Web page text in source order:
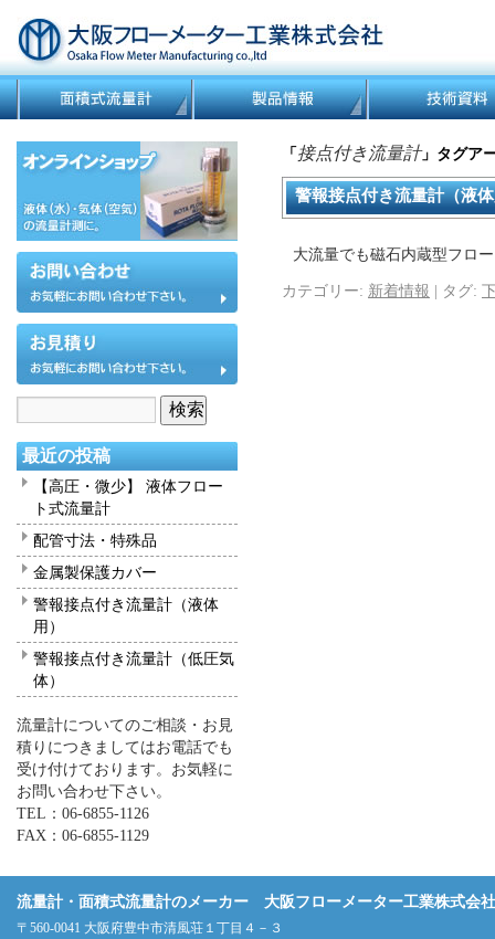
「 接点付き流量計」タグア
警報接点付き流量計（液
大流量でも磁石内蔵型フロ
カテゴリー: 新着情報 | タグ:
最近の投稿
【高圧・微少】 液体フロー
ト式流量計
配管寸法・特殊品
金属製保護カバー
警報接点付き流量計（液体
用）
警報接点付き流量計（低圧気
体）
流量計についてのご相談・お見
積りにつきましてはお電話でも
受け付けております。お気軽に
お問い合わせ下さい。
TEL：06-6855-1126
FAX：06-6855-1129
流量計・面積式流量計のメーカー 大阪フローメーター工業株式会社
〒560-0041 大阪府豊中市清風荘１丁目４－３